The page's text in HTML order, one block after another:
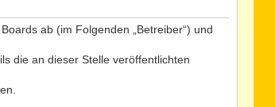
ab (im Folgenden „Betreiber“) und
die an dieser Stelle veröffentlichten